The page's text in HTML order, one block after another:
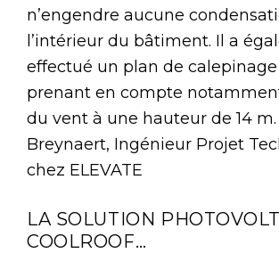
n’engendre aucune
l’intérieur du bâtiment. Il a
effectué un plan de
prenant en compte
du vent à une hauteur de 14 m.
Breynaert, Ingénieur Projet
chez ELEVATE
LA SOLUTION
COOLROOF…